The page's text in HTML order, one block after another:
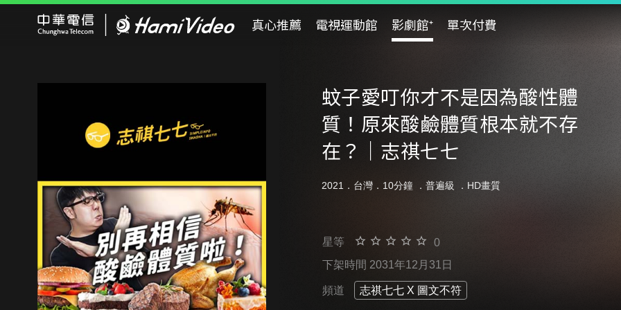
真心推薦 電視運動館 影劇館⁺ 單次付費
蚊子愛叮你才不是因為酸性體
質！原來酸鹼體質根本就不存
在？｜志祺七七
2021．台灣．10分鐘 ． 普遍級 ．HD畫質
星等
0
下架時間 2031年12月31日
頻道 志祺七七 X 圖文不符